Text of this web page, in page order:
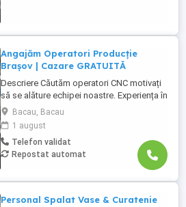
Angajăm Operatori Producție
Brașov | Cazare GRATUITĂ
Descriere Căutăm operatori CNC motivați
să se alăture echipei noastre. Experiența în
domeniu reprezintă un avantaj. Oferim:
Cazare GRATUITĂ în apartamente complet
utilate; Pachet salarial atractiv; Transport
local asigurat; Ore suplimentare plătite cu
200%; Spor de noapte de 25%; Prime ...
Bacau, Bacau
1 august
Telefon validat
Repostat automat
Personal Spalat Vase & Curatenie